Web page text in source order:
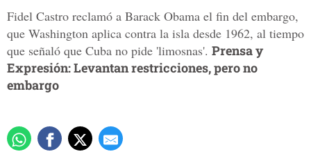
Fidel Castro reclamó a Barack Obama el fin del embargo,
que Washington aplica contra la isla desde 1962, al tiempo
que señaló que Cuba no pide 'limosnas'. Prensa y
Expresión: Levantan restricciones, pero no
embargo